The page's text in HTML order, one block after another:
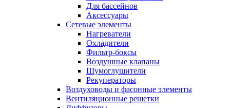
Для бассейнов
Аксессуары
Сетевые элементы
Нагреватели
Охладители
Фильтр-боксы
Воздушные клапаны
Шумоглушители
Рекуператоры
Воздуховоды и фасонные элементы
Вентиляционные решетки